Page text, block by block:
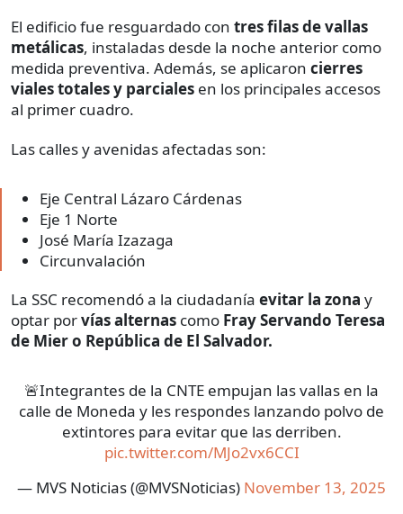
El edificio fue resguardado con tres filas de vallas
metálicas, instaladas desde la noche anterior como
medida preventiva. Además, se aplicaron cierres
viales totales y parciales en los principales accesos
al primer cuadro.
Las calles y avenidas afectadas son:
Eje Central Lázaro Cárdenas
Eje 1 Norte
José María Izazaga
Circunvalación
La SSC recomendó a la ciudadanía evitar la zona y
optar porvías alternas como Fray Servando Teresa
de Mier o República de El Salvador.
🚨Integrantes de la CNTE empujan las vallas en la
calle de Moneda y les respondes lanzando polvo de
extintores para evitar que las derriben.
pic.twitter.com/MJo2vx6CCI
— MVS Noticias (@MVSNoticias) November 13, 2025